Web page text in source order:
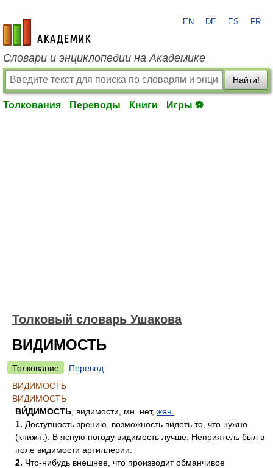
academic.ru
EN DE ES FR
Словари и энциклопедии на Академике
Найти!
Толкования Переводы Книги Игры ⚽
Толковый словарь Ушакова
ВИДИМОСТЬ
Толкование
Перевод
ВИДИМОСТЬ
ВИДИМОСТЬ
ВИ́ДИМОСТЬ , видимости, мн. нет, жен.
1. Доступность зрению, возможность видеть то, что нужно
(книжн.). В ясную погоду видимость лучше. Неприятель был в
поле видимости артиллерии.
2. Что-нибудь внешнее, что производит обманчивое